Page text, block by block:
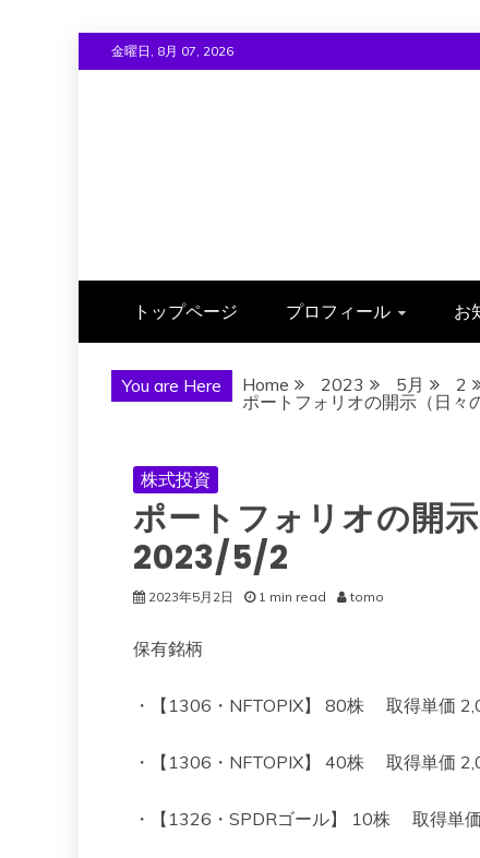
to
金曜日, 8月 07, 2026
トップページ プロフィール お
You are Here Home 2023 5月
2
ポートフォリオの開示（日
株式投資
ポートフォリオの開
2023/5/2
2023年5月2日 1 min read tomo
保有銘柄
・【1306・NFTOPIX】 80株 取得単価
・【1306・NFTOPIX】 40株 取得単価
・【1326・SPDRゴール】 10株 取得